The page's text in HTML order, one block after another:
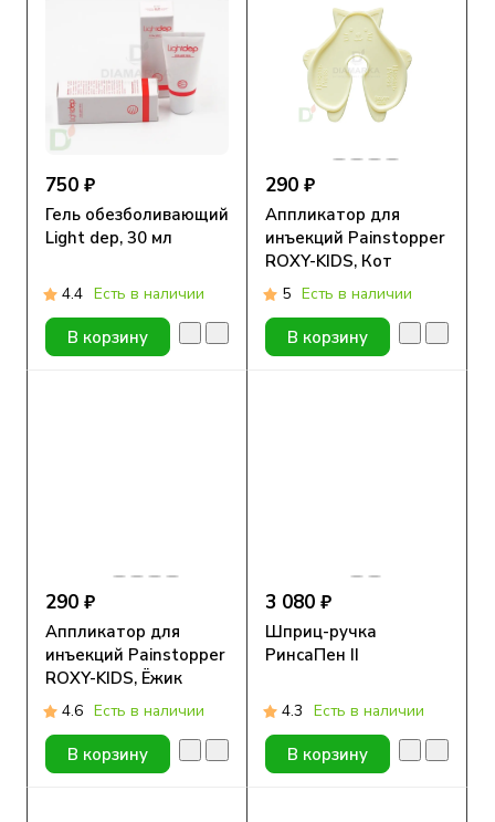
750 ₽
Гель обезболивающий
Light dep, 30 мл
4.4 Есть в наличии
В корзину
290 ₽
Аппликатор для
инъекций Painstopper
ROXY-KIDS, Кот
5 Есть в наличии
В корзину
290 ₽
Аппликатор для
инъекций Painstopper
ROXY-KIDS, Ёжик
4.6 Есть в наличии
В корзину
3 080 ₽
Шприц-ручка
РинсаПен II
4.3 Есть в наличии
В корзину